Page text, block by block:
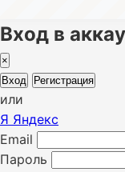
Вход в
×
Вход
Регистрация
или
Я Яндекс
Email
Пароль